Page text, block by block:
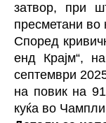
затвор, при
пресметани во
Според
енд Крајм“,
септември
на повик на
куќа во